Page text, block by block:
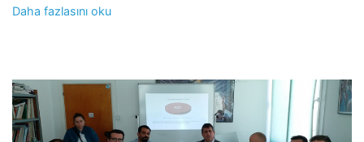
Daha fazlasını oku